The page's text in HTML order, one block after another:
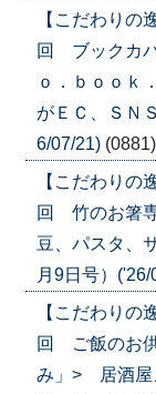
【こだわりの
回 ブックカ
ｏ．ｂｏｏｋ
がＥＣ、ＳＮ
6/07/21) (0881)
【こだわりの
回 竹のお箸
豆、パスタ、
月9日号）('26/
【こだわりの
回 ご飯のお
み」> 居酒屋